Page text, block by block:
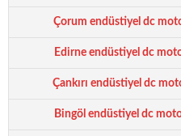
Çorum endüstiyel dc
Edirne endüstiyel dc
Çankırı endüstiyel dc
Bingöl endüstiyel dc